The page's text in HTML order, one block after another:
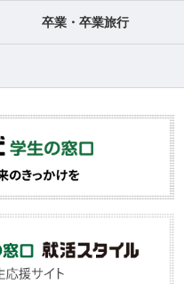
卒業・卒業旅行